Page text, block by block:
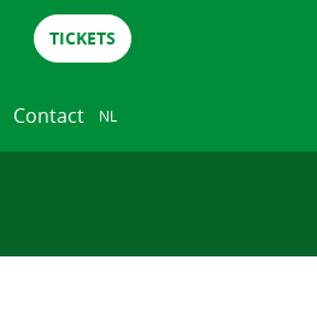
TICKETS
Contact NL